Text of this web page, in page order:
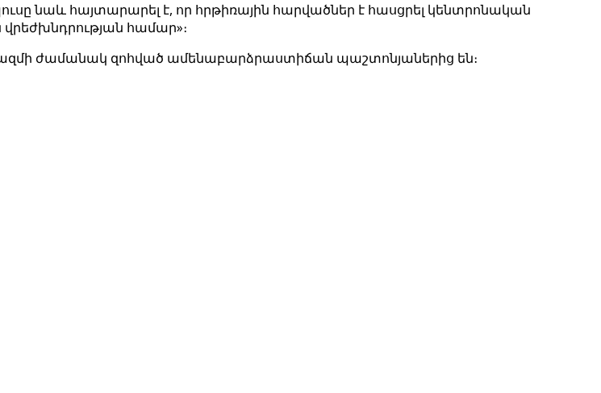
նաև հայտարարել է, որ հրթիռային հարվածներ է հասցրել կենտրոնական
համար»։
ժամանակ զոհված ամենաբարձրաստիճան պաշտոնյաներից են։